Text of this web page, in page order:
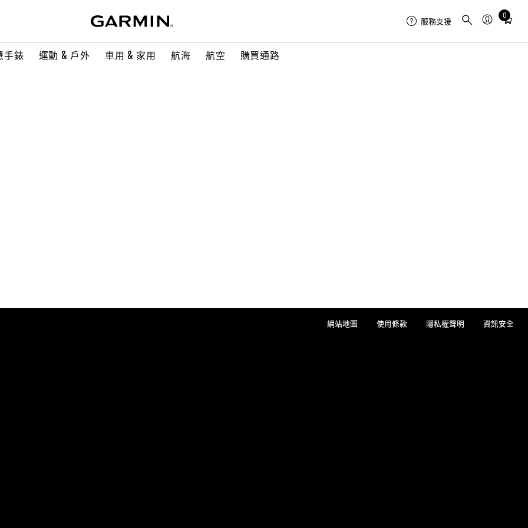
手錶 運動 & 戶外 車用 & 家用 航海 航空 購買通路
服務支援
0
Total
in
網站地圖 使用條款 隱私權聲明 資訊安全